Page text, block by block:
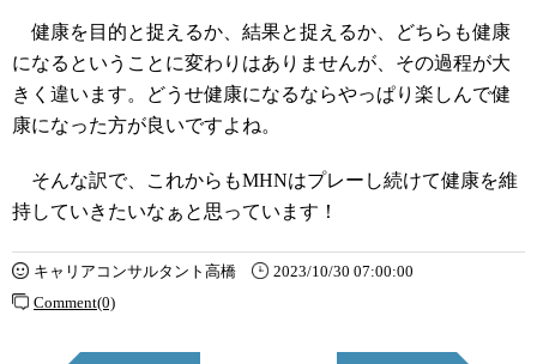
健康を目的と捉えるか、結果と捉えるか、どちらも健康
になるということに変わりはありませんが、その過程が大
きく違います。どうせ健康になるならやっぱり楽しんで健
康になった方が良いですよね。
そんな訳で、これからもMHNはプレーし続けて健康を維
持していきたいなぁと思っています！
キャリアコンサルタント高橋
2023/10/30 07:00:00
Comment(0)